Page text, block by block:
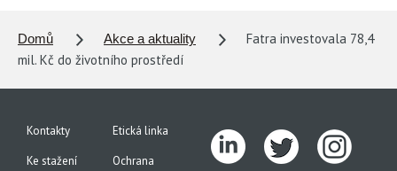
Domů Akce a aktuality
Fatra investovala 78,4
mil. Kč do životního prostředí
Kontakty
Etická linka
Ke stažení
Ochrana